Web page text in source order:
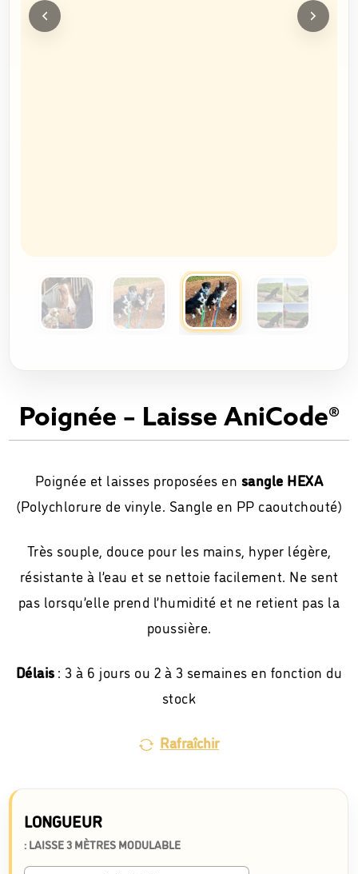
Poignée – Laisse AniCode®
Poignée et laisses proposées en sangle HEXA
(Polychlorure de vinyle. Sangle en PP caoutchouté)
Très souple, douce pour les mains, hyper légère,
résistante à l’eau et se nettoie facilement. Ne sent
pas lorsqu’elle prend l’humidité et ne retient pas la
poussière.
Délais : 3 à 6 jours ou 2 à 3 semaines en fonction du
stock
Rafraîchir
LONGUEUR
: LAISSE 3 MÈTRES MODULABLE